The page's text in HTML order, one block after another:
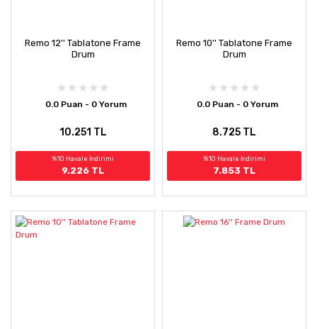
Remo 12'' Tablatone Frame
Drum
0.0 Puan - 0 Yorum
10.251 TL
%10 Havale İndirimi
9.226 TL
Remo 10'' Tablatone Frame
Drum
0.0 Puan - 0 Yorum
8.725 TL
%10 Havale İndirimi
7.853 TL